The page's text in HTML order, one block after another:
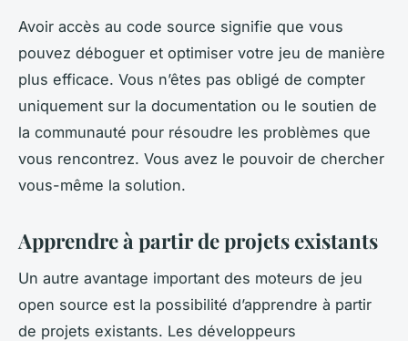
Avoir accès au code source signifie que vous
pouvez déboguer et optimiser votre jeu de manière
plus efficace. Vous n’êtes pas obligé de compter
uniquement sur la documentation ou le soutien de
la communauté pour résoudre les problèmes que
vous rencontrez. Vous avez le pouvoir de chercher
vous-même la solution.
Apprendre à partir de projets existants
Un autre avantage important des moteurs de jeu
open source est la possibilité d’apprendre à partir
de projets existants. Les développeurs